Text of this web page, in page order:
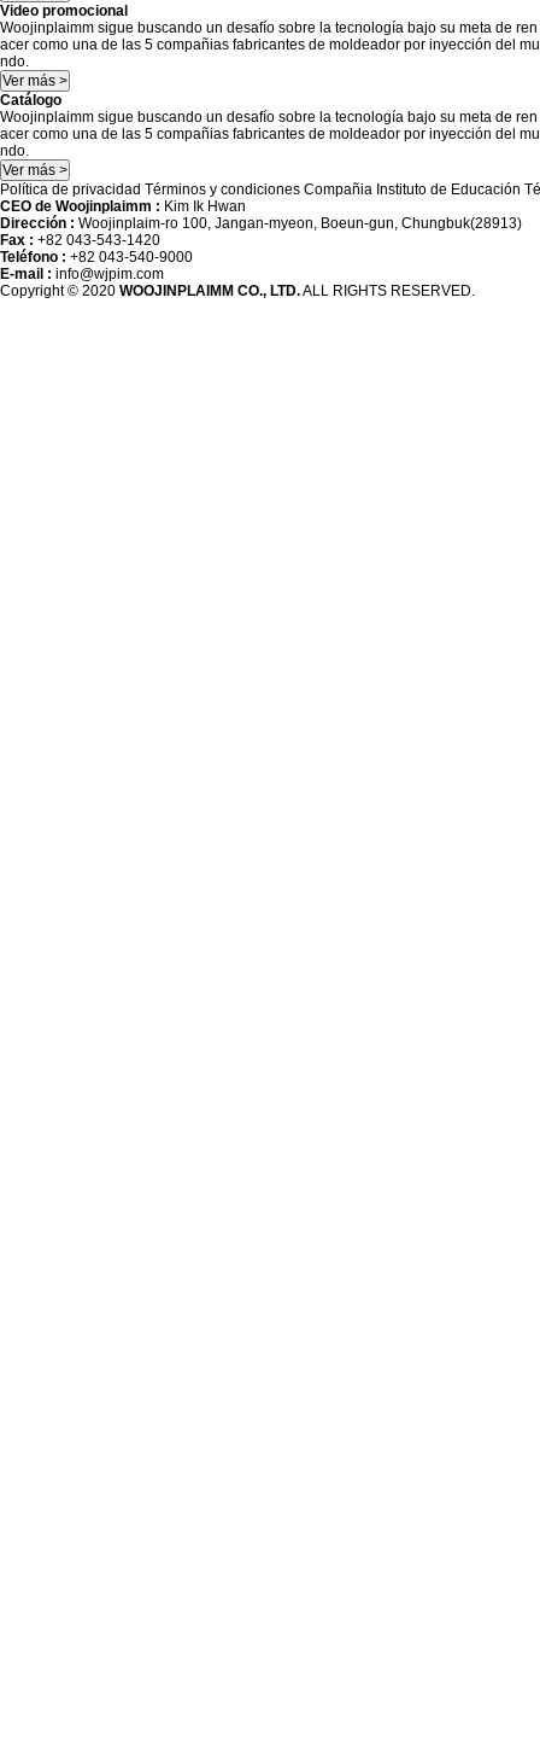
Video promocional
Woojinplaimm sigue buscando un desafío sobre la tecnología bajo su meta de ren
acer como una de las 5 compañias fabricantes de moldeador por inyección del mu
ndo.
Ver más >
Catálogo
Woojinplaimm sigue buscando un desafío sobre la tecnología bajo su meta de ren
acer como una de las 5 compañias fabricantes de moldeador por inyección del mu
ndo.
Ver más >
Política de privacidad Términos y condiciones Compañia Instituto de Educación
CEO de Woojinplaimm : Kim Ik Hwan
Dirección : Woojinplaim-ro 100, Jangan-myeon, Boeun-gun, Chungbuk(28913)
Fax : +82 043-543-1420
Teléfono : +82 043-540-9000
E-mail : info@wjpim.com
Copyright © 2020 WOOJINPLAIMM CO., LTD.ALL RIGHTS RESERVED.